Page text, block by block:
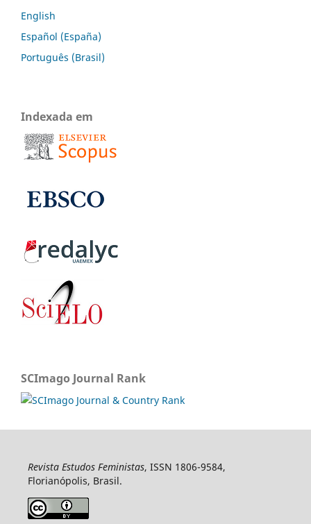
English
Español (España)
Português (Brasil)
Indexada em
SCImago Journal Rank
Revista Estudos Feministas, ISSN 1806-9584,
Florianópolis, Brasil.